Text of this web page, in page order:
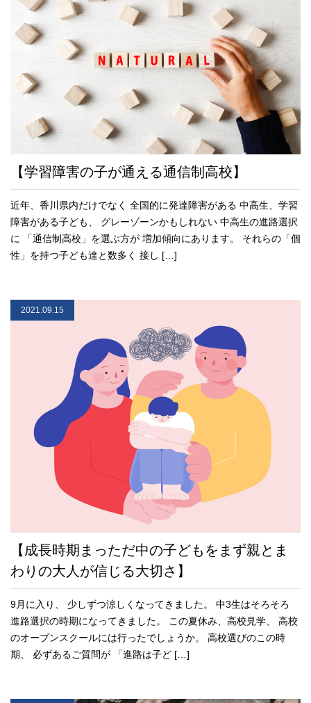
【学習障害の子が通える通信制高校】
近年、香川県内だけでなく 全国的に発達障害がある 中高生、学習
障害がある子ども、 グレーゾーンかもしれない 中高生の進路選択
に 「通信制高校」を選ぶ方が 増加傾向にあります。 それらの「個
性」を持つ子ども達と数多く 接し […]
2021.09.15
【成長時期まっただ中の子どもをまず親とま
わりの大人が信じる大切さ】
9月に入り、 少しずつ涼しくなってきました。 中3生はそろそろ
進路選択の時期になってきました。 この夏休み、高校見学、 高校
のオープンスクールには行ったでしょうか。 高校選びのこの時
期、 必ずあるご質問が 「進路は子ど […]